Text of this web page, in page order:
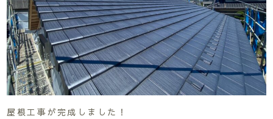
屋根工事が完成しました！